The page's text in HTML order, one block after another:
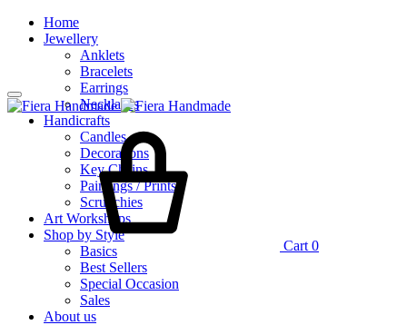
Home
Jewellery
Anklets
Bracelets
Earrings
Necklaces
Handicrafts
Candles
Decorations
Key Chains
Paintings / Prints
Scrunchies
Art Workshops
Shop by Style
Basics
Best Sellers
Special Occasion
Sales
About us
Cart 0